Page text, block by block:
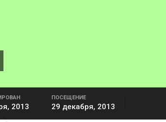
2013
ПОСЕЩЕНИЕ
29 декабря, 2013